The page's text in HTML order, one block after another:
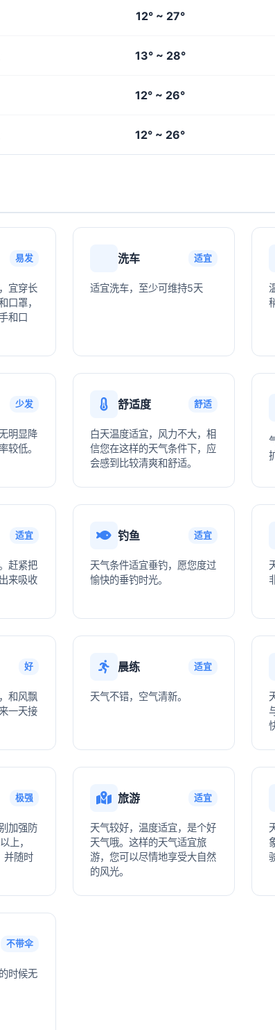
12° ~ 27°
13° ~ 28°
12° ~ 26°
12° ~ 26°
易发
宜穿长
口罩，
和口
洗车 适宜
适宜洗车，至少可维持5天
少发
明显降
较低。
舒适度 舒适
白天温度适宜，风力不大，相
信您在这样的天气条件下，应
会感到比较清爽和舒适。
适宜
赶紧把
来吸收
钓鱼 适宜
天气条件适宜垂钓，愿您度过
愉快的垂钓时光。
好
和风飘
一天接
晨练 适宜
天气不错，空气清新。
极强
加强防
上，
并随时
旅游 适宜
天气较好，温度适宜，是个好
天气哦。这样的天气适宜旅
游，您可以尽情地享受大自然
的风光。
不带伞
时候无